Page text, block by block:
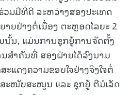
ມມືທີ່ດີ ລະຫວ່າງສອງປະເທດ
າຍຢ່າງຕໍ່ເນື່ອງ ຕະຫຼອດໄລຍະ 2
ນັ້ນ, ແມ່ນການຊຸກຍູ້ການຈັດຕັ້ງ
ສຳຄັນທີ່ ສອງຝ່າຍໄດ້ລົງນາມ
ແດງຄວາມຂອບໃຈຢ່າງຈິງໃຈຕໍ່
ະໜັບສະໜູນ ແລະ ຊຸກຍູ້ ຕີມໍເລັດ